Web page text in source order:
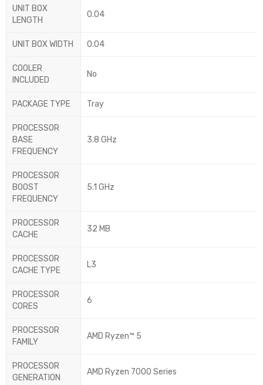
UNIT BOX
LENGTH
0.04
UNIT BOX WIDTH 0.04
COOLER
INCLUDED
No
PACKAGE TYPE Tray
PROCESSOR
BASE
FREQUENCY
3.8 GHz
PROCESSOR
BOOST
FREQUENCY
5.1 GHz
PROCESSOR
CACHE
32 MB
PROCESSOR
CACHE TYPE
L3
PROCESSOR
CORES
6
PROCESSOR
FAMILY
AMD Ryzen™ 5
PROCESSOR
GENERATION
AMD Ryzen 7000 Series